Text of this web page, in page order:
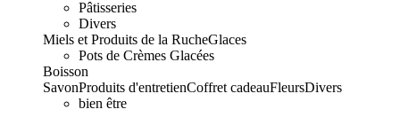
Pâtisseries
Divers
Miels et Produits de la RucheGlaces
Pots de Crèmes Glacées
Boisson
SavonProduits d'entretienCoffret cadeauFleursDivers
bien être